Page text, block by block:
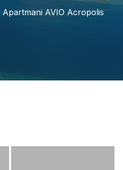
Apartmani AVIO Acropolis